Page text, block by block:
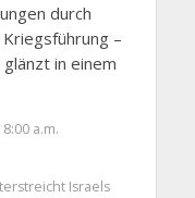
durch
–
in einem
a.m.
Israels